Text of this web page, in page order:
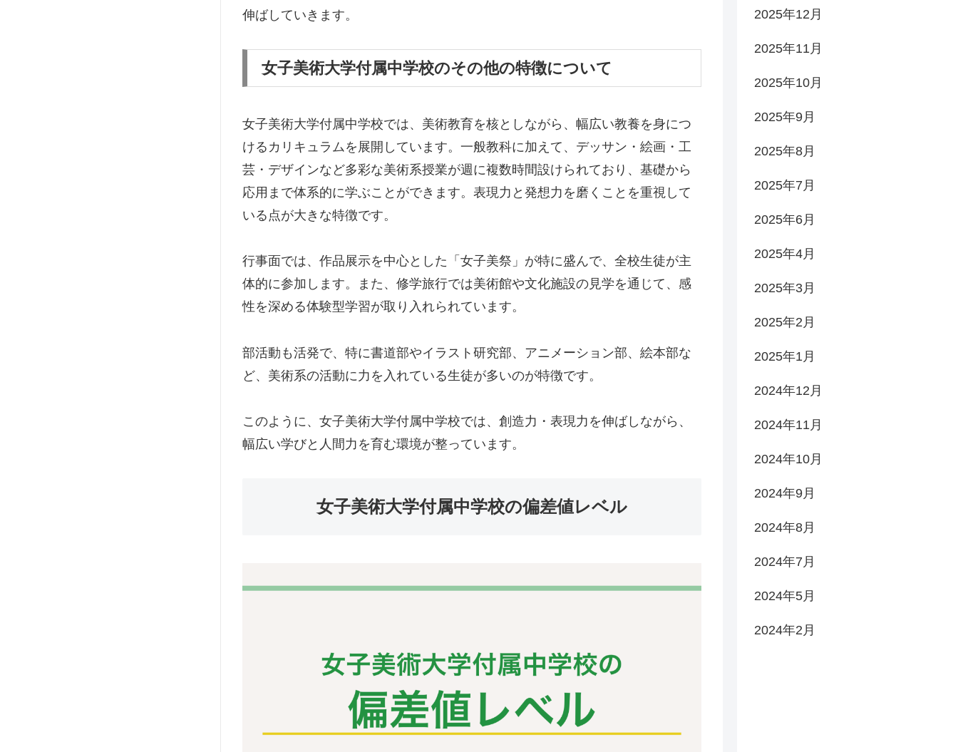
伸ばしていきます。
女子美術大学付属中学校のその他の特徴について
女子美術大学付属中学校では、美術教育を核としながら、幅広い教養を身につ
けるカリキュラムを展開しています。一般教科に加えて、デッサン・絵画・工
芸・デザインなど多彩な美術系授業が週に複数時間設けられており、基礎から
応用まで体系的に学ぶことができます。表現力と発想力を磨くことを重視して
いる点が大きな特徴です。
行事面では、作品展示を中心とした「女子美祭」が特に盛んで、全校生徒が主
体的に参加します。また、修学旅行では美術館や文化施設の見学を通じて、感
性を深める体験型学習が取り入れられています。
部活動も活発で、特に書道部やイラスト研究部、アニメーション部、絵本部な
ど、美術系の活動に力を入れている生徒が多いのが特徴です。
このように、女子美術大学付属中学校では、創造力・表現力を伸ばしながら、
幅広い学びと人間力を育む環境が整っています。
女子美術大学付属中学校の偏差値レベル
2025年12月
2025年11月
2025年10月
2025年9月
2025年8月
2025年7月
2025年6月
2025年4月
2025年3月
2025年2月
2025年1月
2024年12月
2024年11月
2024年10月
2024年9月
2024年8月
2024年7月
2024年5月
2024年2月